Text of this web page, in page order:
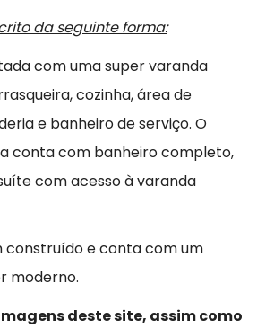
da seguinte forma:
com uma super varanda
cozinha, área de
e banheiro de serviço. O
conta com banheiro completo,
com acesso à varanda
construído e conta com um
moderno.
deste site, assim como